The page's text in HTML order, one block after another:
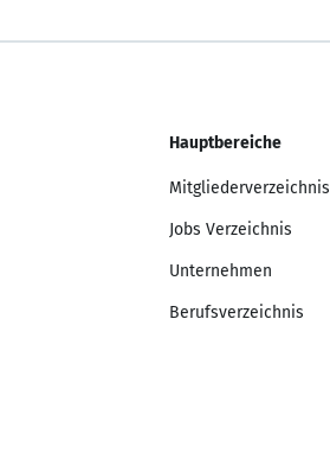
Hauptbereiche
Mitgliederverzeichnis
Jobs Verzeichnis
Unternehmen
Berufsverzeichnis